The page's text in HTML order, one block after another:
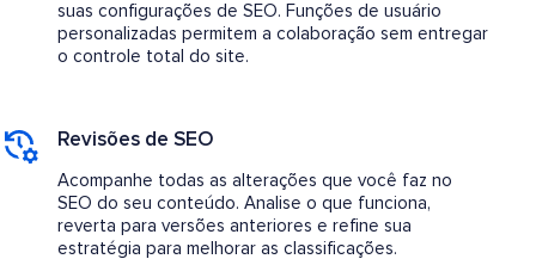
suas configurações de SEO. Funções de usuário
personalizadas permitem a colaboração sem entregar
o controle total do site.
Revisões de SEO
Acompanhe todas as alterações que você faz no
SEO do seu conteúdo. Analise o que funciona,
reverta para versões anteriores e refine sua
estratégia para melhorar as classificações.